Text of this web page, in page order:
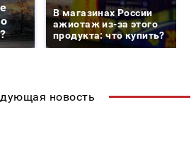
В магазинах России
ажиотаж из-за этого
продукта: что купить?
новость